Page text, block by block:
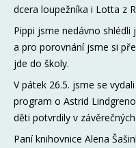
dcera loupežníka i Lotta z
Pippi jsme nedávno shlédli
a pro porovnání jsme si
jde do školy.
V pátek 26.5. jsme se
program o Astrid
děti potvrdily v
Paní knihovnice Alena